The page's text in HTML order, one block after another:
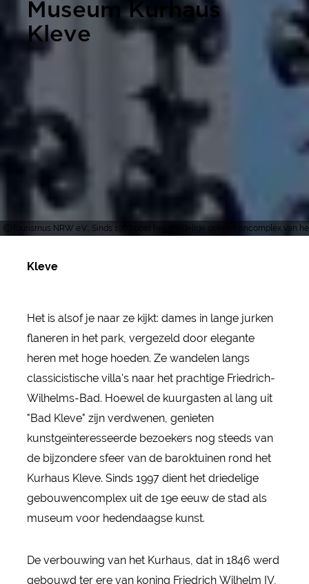
Tourismus NRW e.V., Sinds 1997 doet het driedelige gebouwencomplex
Museum Kurhaus
Kleve
Kleve
Het is alsof je naar ze kijkt: dames in lange jurken
flaneren in het park, vergezeld door elegante
heren met hoge hoeden. Ze wandelen langs
classicistische villa's naar het prachtige Friedrich-
Wilhelms-Bad. Hoewel de kuurgasten al lang uit
"Bad Kleve" zijn verdwenen, genieten
kunstgeïnteresseerde bezoekers nog steeds van
de bijzondere sfeer van de baroktuinen rond het
Kurhaus Kleve. Sinds 1997 dient het driedelige
gebouwencomplex uit de 19e eeuw de stad als
museum voor hedendaagse kunst.
De verbouwing van het Kurhaus, dat in 1846 werd
gebouwd ter ere van koning Friedrich Wilhelm IV,